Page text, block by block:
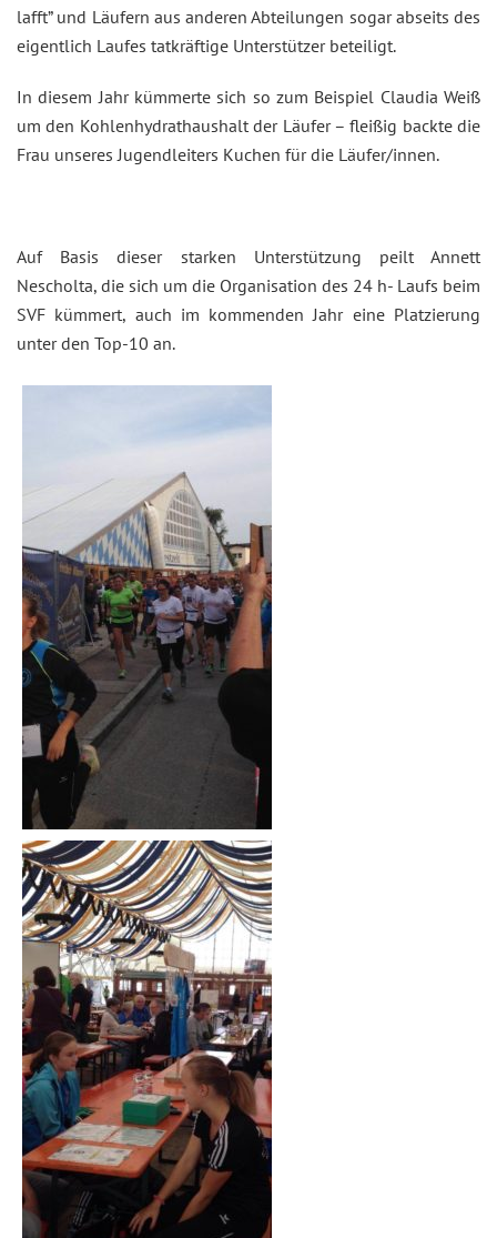
lafft” und Läufern aus anderen Abteilungen sogar abseits des
eigentlich Laufes tatkräftige Unterstützer beteiligt.
In diesem Jahr kümmerte sich so zum Beispiel Claudia Weiß
um den Kohlenhydrathaushalt der Läufer – fleißig backte die
Frau unseres Jugendleiters Kuchen für die Läufer/innen.
Auf Basis dieser starken Unterstützung peilt Annett
Nescholta, die sich um die Organisation des 24 h- Laufs beim
SVF kümmert, auch im kommenden Jahr eine Platzierung
unter den Top-10 an.